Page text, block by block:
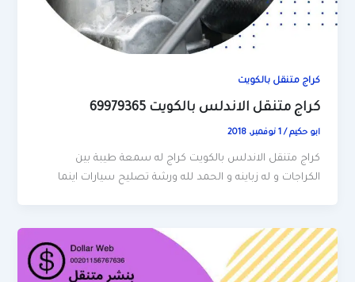
كراج متنقل بالكويت
كراج متنقل الاندلس بالكويت 69979365
ابو حكيم/1 نوفمبر، 2018
كراج متنقل الاندلس بالكويت كراج له سمعة طيبة بين
الكراجات و له زباينه و الحمد لله ورشة تصليح سيارات اينما